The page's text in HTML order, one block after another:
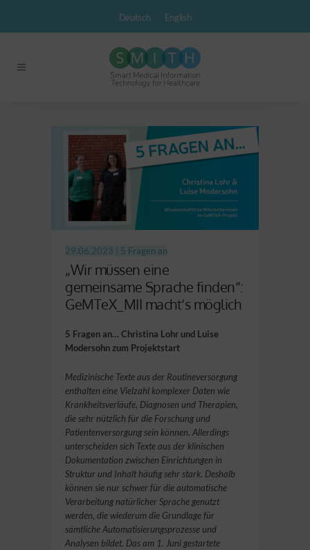
Deutsch English
29.06.2023 | 5 Fragen an
„Wir müssen eine
gemeinsame Sprache finden“:
GeMTeX_MII macht‘s möglich
5 Fragen an… Christina Lohr und Luise
Modersohn zum Projektstart
Medizinische Texte aus der Routineversorgung
enthalten eine Vielzahl komplexer Daten wie
Krankheitsverläufe, Diagnosen und Therapien,
die sehr nützlich für die Forschung und
Patientenversorgung sein können. Allerdings
unterscheiden sich Texte aus der klinischen
Dokumentation zwischen Einrichtungen in
Struktur und Inhalt häufig sehr stark. Deshalb
können sie nur schwer für die automatische
Verarbeitung natürlicher Sprache genutzt
werden, die wiederum die Grundlage für
sämtliche Automatisierungsprozesse und
Analysen bildet. Das am 1. Juni gestartete